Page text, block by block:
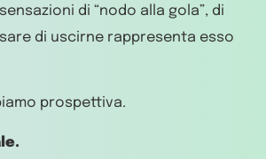
di “nodo alla gola”, di
di uscirne rappresenta esso
prospettiva.